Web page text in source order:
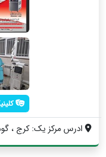
ادرس مرکز یک: کرج ،